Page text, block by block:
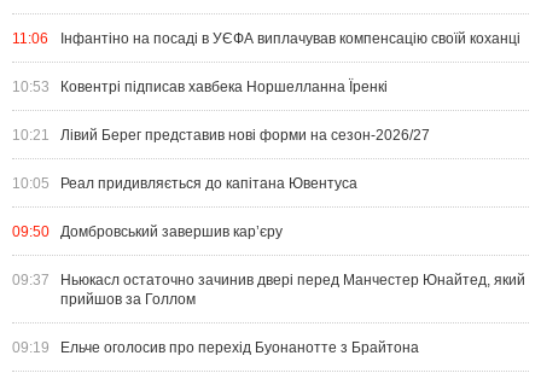
11:06 Інфантіно на посаді в УЄФА виплачував компенсацію своїй коханці
10:53 Ковентрі підписав хавбека Норшелланна Їренкі
10:21 Лівий Берег представив нові форми на сезон-2026/27
10:05 Реал придивляється до капітана Ювентуса
09:50 Домбровський завершив кар’єру
09:37
Ньюкасл остаточно зачинив двері перед Манчестер Юнайтед, який
прийшов за Голлом
09:19 Ельче оголосив про перехід Буонанотте з Брайтона